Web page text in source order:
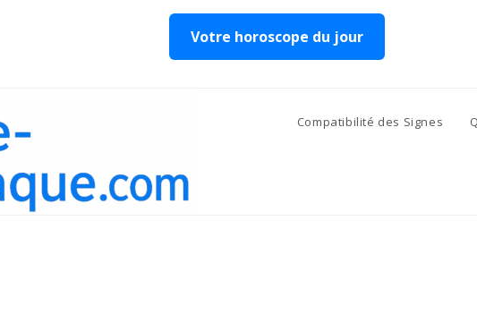
Votre horoscope du jour
Compatibilité des Signes